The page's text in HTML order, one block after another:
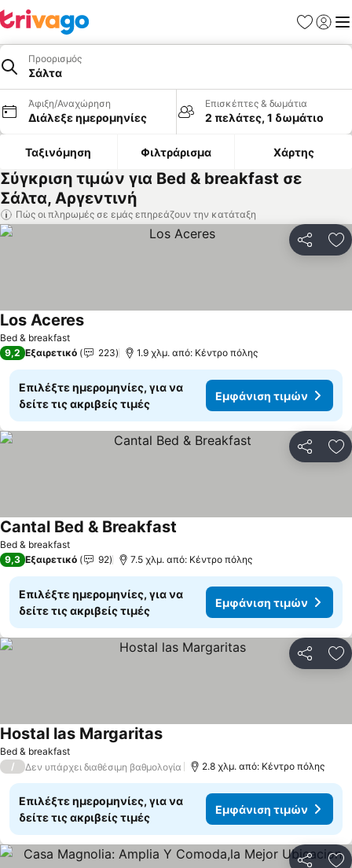
Προορισμός
Σάλτα
Άφιξη/Αναχώρηση
Διάλεξε ημερομηνίες
Επισκέπτες & δωμάτια
2 πελάτες, 1 δωμάτιο
Ταξινόμηση Φιλτράρισμα Χάρτης
Σύγκριση τιμών για Bed & breakfast σε
Σάλτα, Αργεντινή
Πώς οι πληρωμές σε εμάς επηρεάζουν την κατάταξη
Bed & breakfast
Los Aceres
9,2 Εξαιρετικό 223 1.9 χλμ. από: Κέντρο πόλης
Επιλέξτε ημερομηνίες, για να
δείτε τις ακριβείς τιμές
Εμφάνιση τιμών
Bed & breakfast
Cantal Bed & Breakfast
9,3 Εξαιρετικό 92 7.5 χλμ. από: Κέντρο πόλης
Επιλέξτε ημερομηνίες, για να
δείτε τις ακριβείς τιμές
Εμφάνιση τιμών
Bed & breakfast
Hostal las Margaritas
/ Δεν υπάρχει διαθέσιμη βαθμολογία 2.8 χλμ. από: Κέντρο πόλης
Επιλέξτε ημερομηνίες, για να
δείτε τις ακριβείς τιμές
Εμφάνιση τιμών